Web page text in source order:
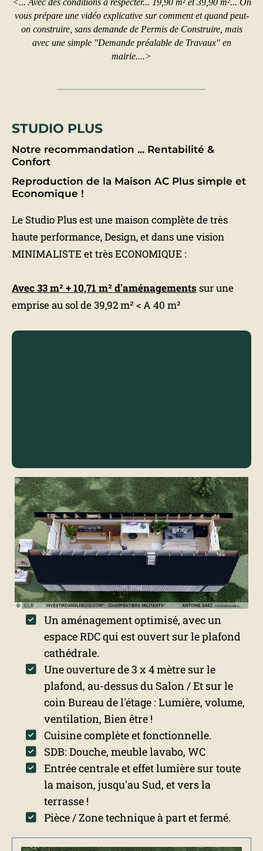
<... Avec des conditions à respecter... 19,90 m² et 39,90 m²... On
vous prépare une vidéo explicative sur comment et quand peut-
on construire, sans demande de Permis de Construire, mais
avec une simple "Demande préalable de Travaux" en
mairie....>
STUDIO PLUS
Notre recommandation ... Rentabilité &
Confort
Reproduction de la Maison AC Plus simple et
Economique !
Le Studio Plus est une maison complète de très
haute performance, Design, et dans une vision
MINIMALISTE et très ECONOMIQUE :
Avec 33 m² + 10,71 m² d'aménagements sur une
emprise au sol de 39,92 m² < A 40 m²
Un aménagement optimisé, avec un
espace RDC qui est ouvert sur le plafond
cathédrale.
Une ouverture de 3 x 4 mètre sur le
plafond, au-dessus du Salon / Et sur le
coin Bureau de l'étage : Lumière, volume,
ventilation, Bien être !
Cuisine complète et fonctionnelle.
SDB: Douche, meuble lavabo, WC
Entrée centrale et effet lumière sur toute
la maison, jusqu'au Sud, et vers la
terrasse !
Pièce / Zone technique à part et fermé.